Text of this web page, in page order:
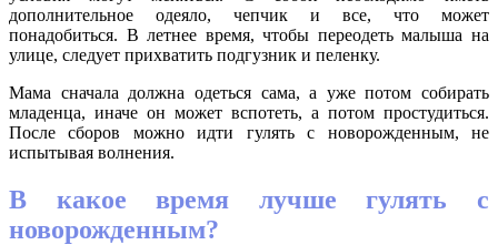
дополнительное одеяло, чепчик и все, что может
понадобиться. В летнее время, чтобы переодеть малыша на
улице, следует прихватить подгузник и пеленку.
Мама сначала должна одеться сама, а уже потом собирать
младенца, иначе он может вспотеть, а потом простудиться.
После сборов можно идти гулять с новорожденным, не
испытывая волнения.
В какое время лучше гулять с
новорожденным?